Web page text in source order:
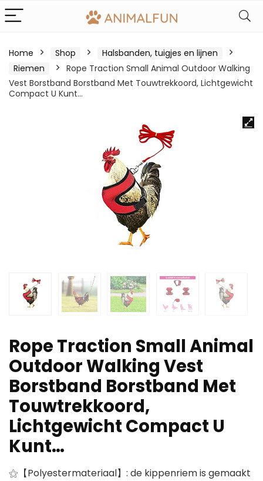
Home Shop
Halsbanden, tuigjes en lijnen
Riemen
Rope Traction Small Animal Outdoor Walking
Vest Borstband Borstband Met Touwtrekkoord, Lichtgewicht
Compact U Kunt…
Rope Traction Small Animal
Outdoor Walking Vest
Borstband Borstband Met
Touwtrekkoord,
Lichtgewicht Compact U
Kunt…
⚝【Polyestermateriaal】: de kippenriem is gemaakt